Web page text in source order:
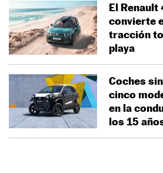
El
convierte
tracción
playa
Coches
cinco
en la
los 15